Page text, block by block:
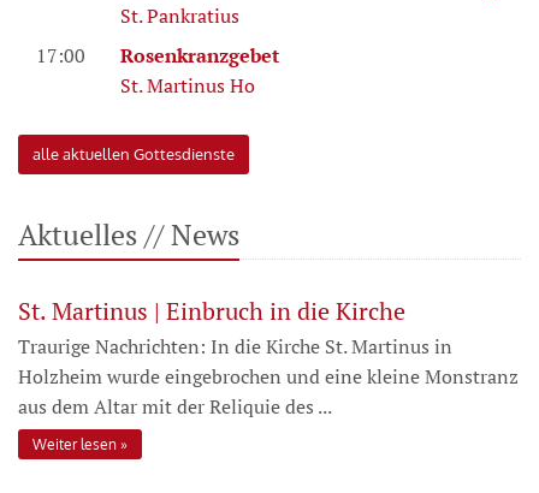
St. Pankratius
17:00
Rosenkranzgebet
St. Martinus Ho
alle aktuellen Gottesdienste
Aktuelles // News
St. Martinus | Einbruch in die Kirche
Traurige Nachrichten: In die Kirche St. Martinus in
Holzheim wurde eingebrochen und eine kleine Monstranz
aus dem Altar mit der Reliquie des ...
Weiter lesen